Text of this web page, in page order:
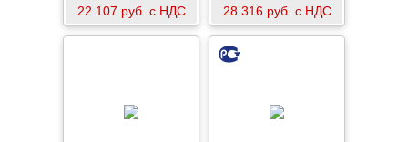
измерений
22 107 руб. с НДС 28 316 руб. с НДС